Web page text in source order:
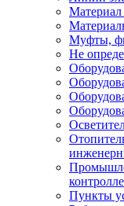
Муфты,
Не
Пункты